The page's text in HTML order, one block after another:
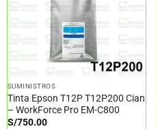
SUMINISTROS
Tinta Epson T12P T12P200 Cian
– WorkForce Pro EM-C800
S/750.00